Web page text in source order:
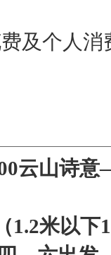
及个人
云山诗
1.2米以下